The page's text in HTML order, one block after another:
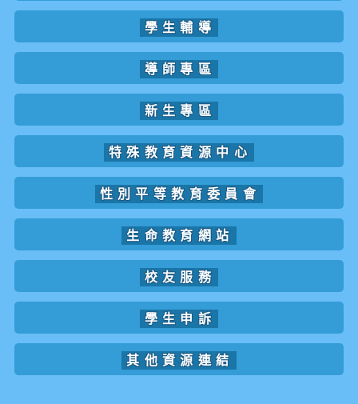
學生輔導
導師專區
新生專區
特殊教育資源中心
性別平等教育委員會
生命教育網站
校友服務
學生申訴
其他資源連結